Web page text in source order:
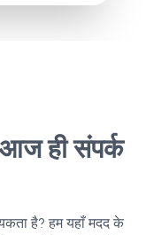
आज ही संपर्क
है? हम यहाँ मदद के